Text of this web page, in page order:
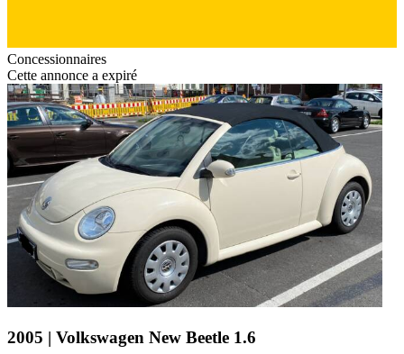
Concessionnaires
Cette annonce a expiré
2005 | Volkswagen New Beetle 1.6